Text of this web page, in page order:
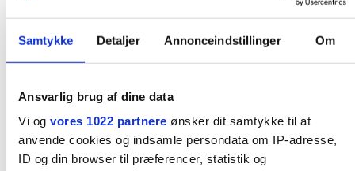
Samtykke Detaljer Annonceindstillinger Om
Ansvarlig brug af dine data
Vi og vores 1022 partnere ønsker dit samtykke til at
anvende cookies og indsamle persondata om IP-adresse,
ID og din browser til præferencer, statistik og